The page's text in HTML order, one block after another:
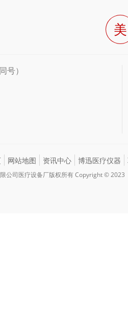
美
号）
网站地图 资讯中心 博迅医疗仪器
公司医疗设备厂版权所有 Copyright © 2023